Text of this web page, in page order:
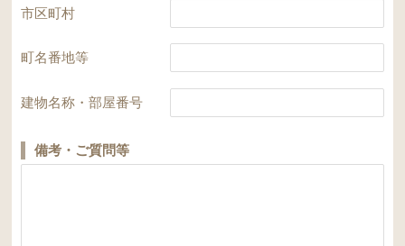
市区町村
町名番地等
建物名称・部屋番号
備考・ご質問等